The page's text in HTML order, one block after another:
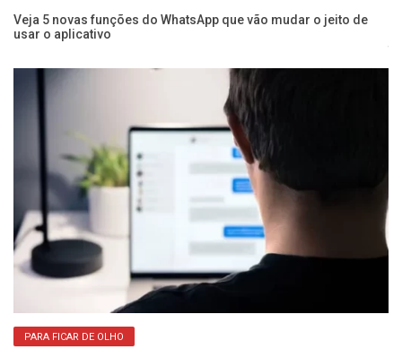
Veja 5 novas funções do WhatsApp que vão mudar o jeito de
usar o aplicativo
PARA FICAR DE OLHO